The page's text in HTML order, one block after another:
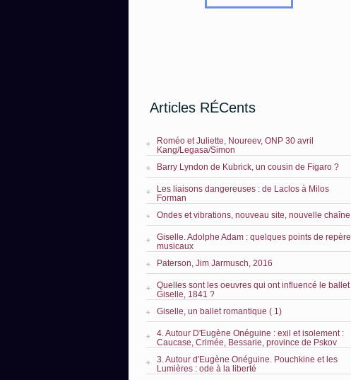
Articles RÉCents
Roméo et Juliette, Noureev, ONP 30 avril
Kang/Legasa/Simon
Barry Lyndon de Kubrick, un cousin de Figaro ?
Les liaisons dangereuses : de Laclos à Milos
Forman
Ondes et vibrations, nouveau site, nouvelle chaîne
Giselle. Adolphe Adam : quelques points de repère
musicaux
Paterson, Jim Jarmusch, 2016
Quelles sont les oeuvres qui ont influencé le ballet
Giselle, 1841 ?
Giselle, un ballet romantique ( 1)
4. Autour D'Eugène Onéguine : exil et isolement :
Caucase, Crimée, Bessarie, province de Pskov
3. Autour d'Eugène Onéguine. Pouchkine et les
Lumières : ode à la liberté